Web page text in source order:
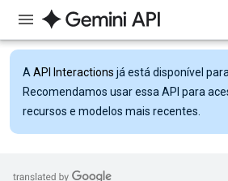
A API Interactions já está disponível
Recomendamos usar essa API para
recursos e modelos mais recentes.